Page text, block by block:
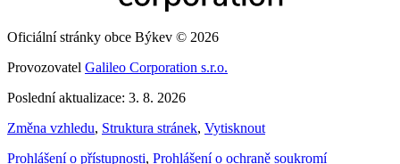
Oficiální stránky obce Býkev © 2026
Provozovatel Galileo Corporation s.r.o.
Poslední aktualizace: 3. 8. 2026
Změna vzhledu, Struktura stránek, Vytisknout
Prohlášení o přístupnosti, Prohlášení o ochraně soukromí